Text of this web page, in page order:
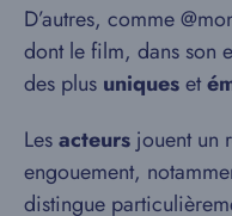
D’autres, comme
dont le film, dans son
des plus uniqueset
Lesacteurs jouent un
engouement,
distingue